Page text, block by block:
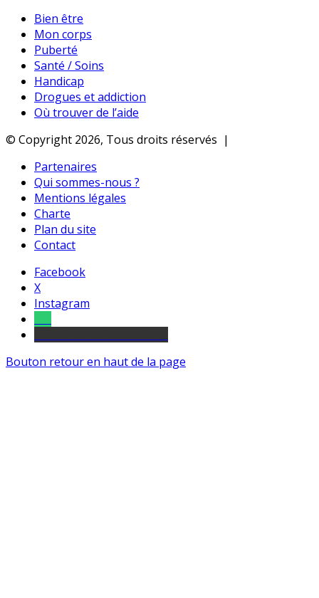
Bien être
Mon corps
Puberté
Santé / Soins
Handicap
Drogues et addiction
Où trouver de l’aide
© Copyright 2026, Tous droits réservés |
Partenaires
Qui sommes-nous ?
Mentions légales
Charte
Plan du site
Contact
Facebook
X
Instagram
Bouton retour en haut de la page